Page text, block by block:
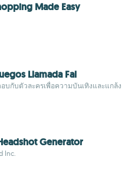
Made Easy
Llamada Fal
บกับตัวละครเพื่อความบันเทิงและแกล้ง
Generator
Inc.